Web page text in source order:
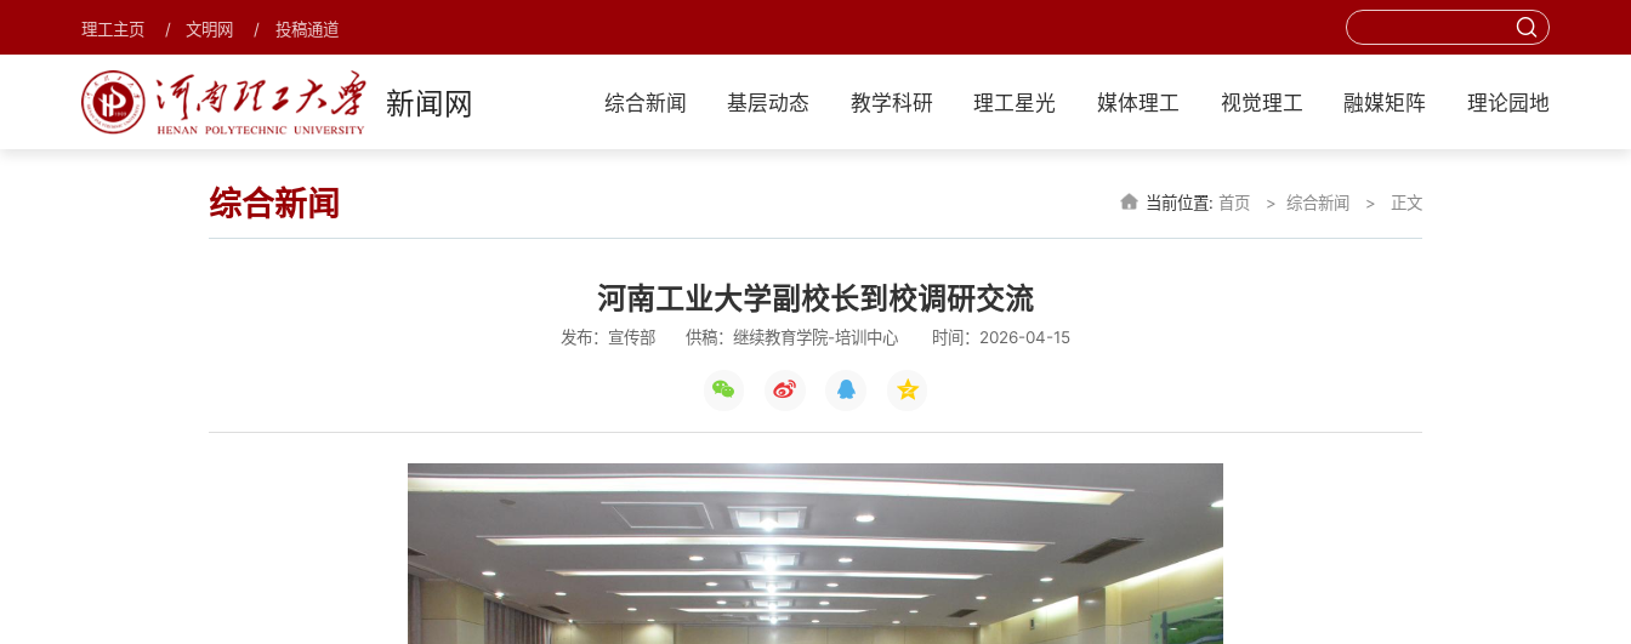
理工主页 文明网 投稿通道
新闻网 综合新闻 基层动态 教学科研 理工星光 媒体理工 视觉理工 融媒矩阵 理论园地
综合新闻 当前位置:首页 综合新闻 正文
河南工业大学副校长到校调研交流
发布：宣传部 供稿：继续教育学院-培训中心 时间：2026-04-15